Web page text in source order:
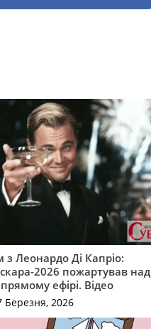
Леонардо Ді Капріо:
2026 пожартував над
ефірі. Відео
Березня, 2026